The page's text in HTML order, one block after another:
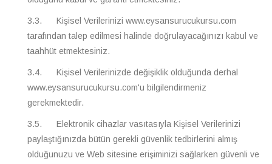
3.3. Kişisel Verilerinizi www.eysansurucukursu.com
tarafından talep edilmesi halinde doğrulayacağınızı kabul ve
taahhüt etmektesiniz.
3.4. Kişisel Verilerinizde değişiklik olduğunda derhal
www.eysansurucukursu.com'u bilgilendirmeniz
gerekmektedir.
3.5. Elektronik cihazlar vasıtasıyla Kişisel Verilerinizi
paylaştığınızda bütün gerekli güvenlik tedbirlerini almış
olduğunuzu ve Web sitesine erişiminizi sağlarken güvenli ve